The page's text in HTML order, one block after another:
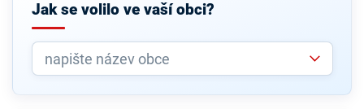
Jak se volilo ve vaší obci?